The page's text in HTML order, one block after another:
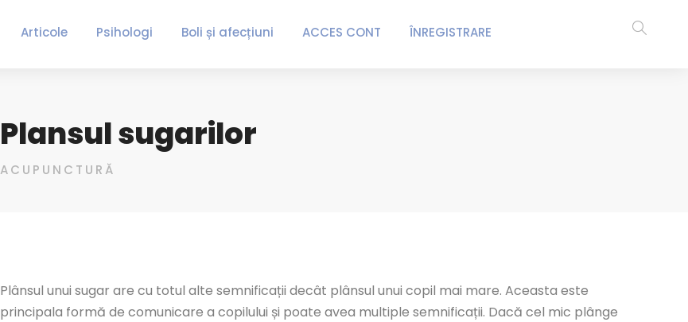
Articole Psihologi Boli și afecțiuni ACCES CONT ÎNREGISTRARE
Plansul sugarilor
ACUPUNCTURĂ
Plânsul unui sugar are cu totul alte semnificații decât plânsul unui copil mai mare. Aceasta este
principala formă de comunicare a copilului și poate avea multiple semnificații. Dacă cel mic plânge